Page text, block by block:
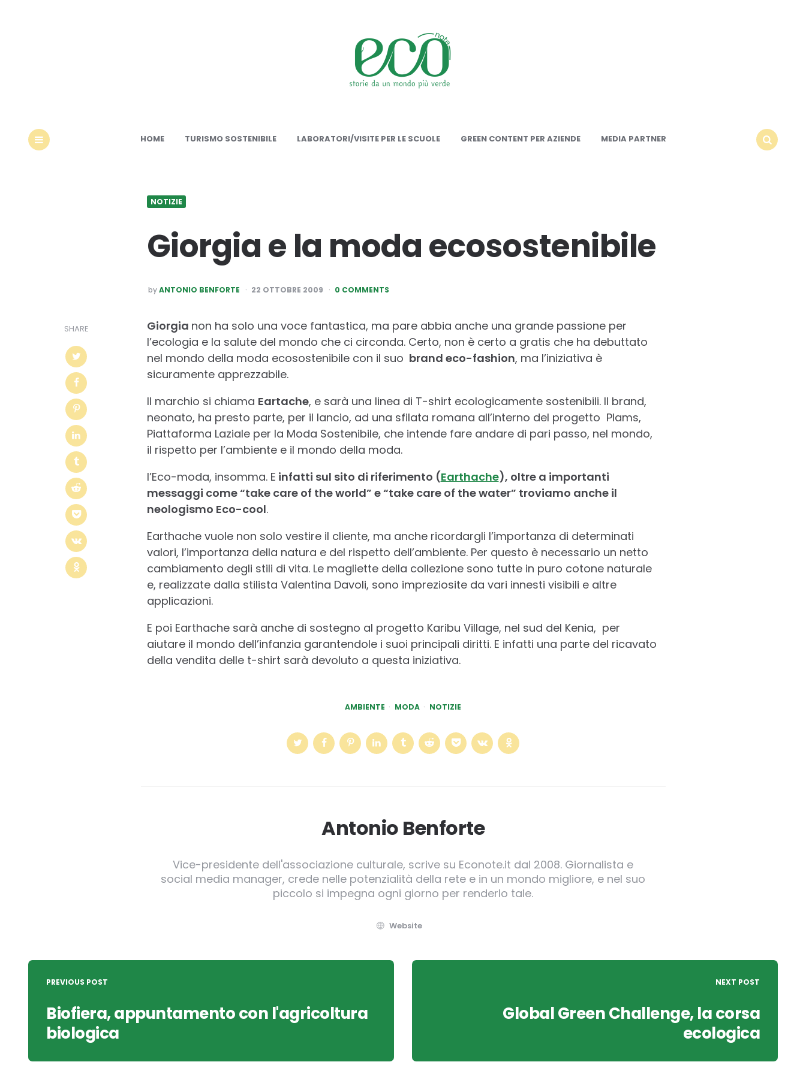
HOME TURISMO SOSTENIBILE LABORATORI/VISITE PER LE SCUOLE GREEN CONTENT PER AZIENDE
MEDIA PARTNER
NOTIZIE
Giorgia e la moda ecosostenibile
POSTED
BY
by ANTONIO BENFORTE 22 OTTOBRE 2009 0 COMMENTS
SHARE Giorgia non ha solo una voce fantastica, ma pare abbia anche una grande passione per
l’ecologia e la salute del mondo che ci circonda. Certo, non è certo a gratis che ha debuttato
nel mondo della moda ecosostenibile con il suo brand eco-fashion, ma l’iniziativa è
sicuramente apprezzabile.
Il marchio si chiama Eartache, e sarà una linea di T-shirt ecologicamente sostenibili. Il brand,
neonato, ha presto parte, per il lancio, ad una sfilata romana all’interno del progetto Plams,
Piattaforma Laziale per la Moda Sostenibile, che intende fare andare di pari passo, nel mondo,
il rispetto per l’ambiente e il mondo della moda.
l’Eco-moda, insomma. E infatti sul sito di riferimento (Earthache), oltre a importanti
messaggi come “take care of the world” e “take care of the water” troviamo anche il
neologismo Eco-cool.
Earthache vuole non solo vestire il cliente, ma anche ricordargli l’importanza di determinati
valori, l’importanza della natura e del rispetto dell’ambiente. Per questo è necessario un netto
cambiamento degli stili di vita. Le magliette della collezione sono tutte in puro cotone naturale
e, realizzate dalla stilista Valentina Davoli, sono impreziosite da vari innesti visibili e altre
applicazioni.
E poi Earthache sarà anche di sostegno al progetto Karibu Village, nel sud del Kenia, per
aiutare il mondo dell’infanzia garantendole i suoi principali diritti. E infatti una parte del ricavato
della vendita delle t-shirt sarà devoluto a questa iniziativa.
AMBIENTE MODA NOTIZIE
Antonio Benforte
Vice-presidente dell'associazione culturale, scrive su Econote.it dal 2008. Giornalista e
social media manager, crede nelle potenzialità della rete e in un mondo migliore, e nel suo
piccolo si impegna ogni giorno per renderlo tale.
Website
Post
navigation
PREVIOUS POST
Biofiera, appuntamento con l'agricoltura
biologica
NEXT POST
Global Green Challenge, la corsa
ecologica